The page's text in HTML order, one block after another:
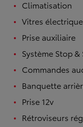
Climatisation
Vitres
Prise auxiliaire
Système Stop &
Commandes
Banquette
Prise 12v
Rétroviseurs